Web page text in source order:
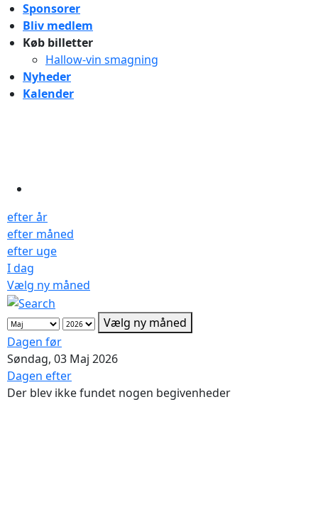
Sponsorer
Bliv medlem
Køb billetter
Hallow-vin smagning
Nyheder
Kalender
efter år
efter måned
efter uge
I dag
Vælg ny måned
Vælg ny måned
Dagen før
Søndag, 03 Maj 2026
Dagen efter
Der blev ikke fundet nogen begivenheder